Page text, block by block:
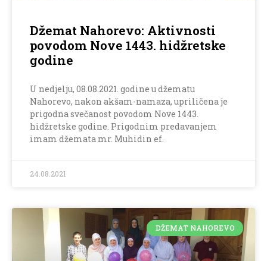
Džemat Nahorevo: Aktivnosti
povodom Nove 1443. hidžretske
godine
U nedjelju, 08.08.2021. godine u džematu
Nahorevo, nakon akšam-namaza, upriličena je
prigodna svečanost povodom Nove 1443.
hidžretske godine. Prigodnim predavanjem
imam džemata mr. Muhidin ef.
24.08.2021
DŽEMAT NAHOREVO